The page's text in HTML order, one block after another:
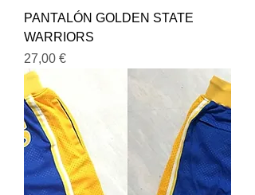
PANTALÓN GOLDEN STATE
WARRIORS
Precio
27,00 €